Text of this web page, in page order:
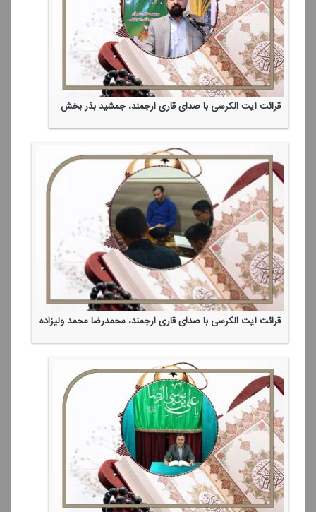
قرائت آیت الكرسی با صدای قاری ارجمند، جمشید بذر بخش
قرائت آیت الكرسی با صدای قاری ارجمند، محمدرضا محمد ولیزاده